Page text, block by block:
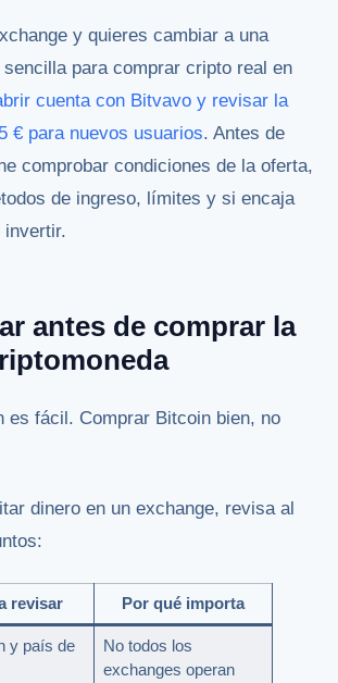
y quieres cambiar a una
para comprar cripto real en
cuenta con Bitvavo y revisar la
€ para nuevos usuarios. Antes de
comprobar condiciones de la oferta,
de ingreso, límites y si encaja
invertir.
antes de comprar la
es fácil. Comprar Bitcoin bien, no
dinero en un exchange, revisa al
revisar Por qué importa
y país de
No todos los
exchanges operan